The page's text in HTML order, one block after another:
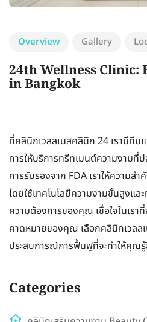
Overview Gallery
24th Wellness Clinic:
in Bangkok
ที่คลินิกเวลลเนสคลินิก 24 เรามีที
การให้บริการทรีทเมนต์ความงาม
การรับรองจาก FDA เราให้ความ
โดยใช้เทคโนโลยีความงามขั้นสูงแล
ความต้องการของคุณ เชื่อใจในเร
คาดหมายของคุณ เลือกคลินิกเวลล
ประสบการณ์การฟื้นฟูที่จะทำให้คุณ
Categories